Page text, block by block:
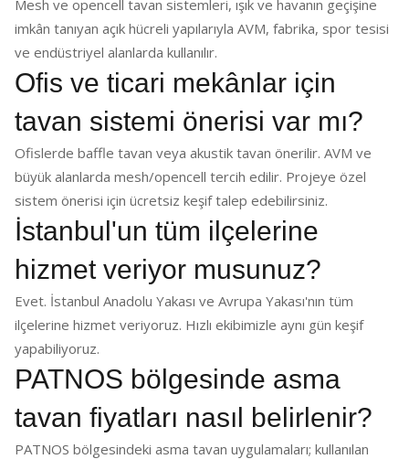
Mesh ve opencell tavan sistemleri, ışık ve havanın geçişine
imkân tanıyan açık hücreli yapılarıyla AVM, fabrika, spor tesisi
ve endüstriyel alanlarda kullanılır.
Ofis ve ticari mekânlar için
tavan sistemi önerisi var mı?
Ofislerde baffle tavan veya akustik tavan önerilir. AVM ve
büyük alanlarda mesh/opencell tercih edilir. Projeye özel
sistem önerisi için ücretsiz keşif talep edebilirsiniz.
İstanbul'un tüm ilçelerine
hizmet veriyor musunuz?
Evet. İstanbul Anadolu Yakası ve Avrupa Yakası'nın tüm
ilçelerine hizmet veriyoruz. Hızlı ekibimizle aynı gün keşif
yapabiliyoruz.
PATNOS bölgesinde asma
tavan fiyatları nasıl belirlenir?
PATNOS bölgesindeki asma tavan uygulamaları; kullanılan